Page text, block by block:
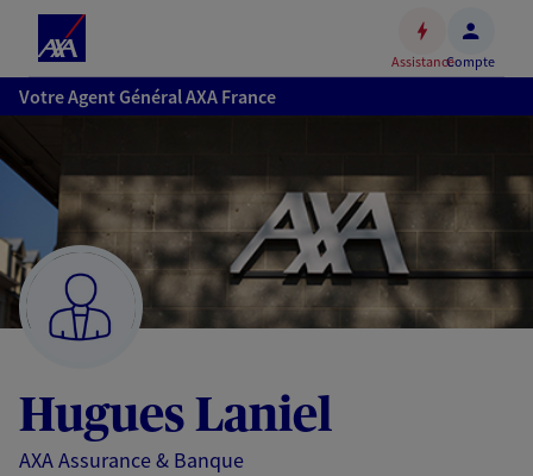
Accéder
au
Accéder
au
pied
de
page
AssistanceCompte
Votre Agent Général AXA France
Hugues Laniel
AXA Assurance & Banque